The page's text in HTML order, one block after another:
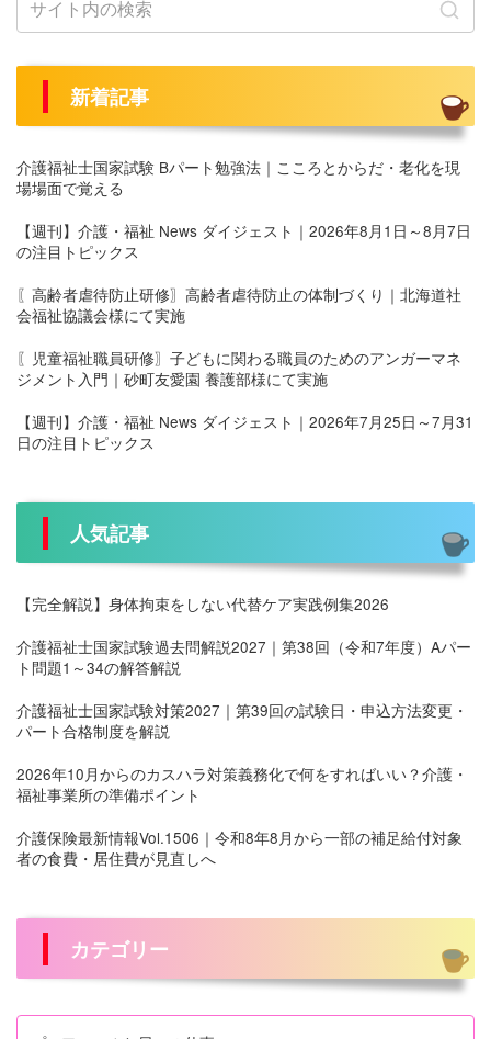
新着記事
介護福祉士国家試験 Bパート勉強法｜こころとからだ・老化を現
場場面で覚える
【週刊】介護・福祉 News ダイジェスト｜2026年8月1日～8月7日
の注目トピックス
〖高齢者虐待防止研修〗高齢者虐待防止の体制づくり｜北海道社
会福祉協議会様にて実施
〖児童福祉職員研修〗子どもに関わる職員のためのアンガーマネ
ジメント入門｜砂町友愛園 養護部様にて実施
【週刊】介護・福祉 News ダイジェスト｜2026年7月25日～7月31
日の注目トピックス
人気記事
【完全解説】身体拘束をしない代替ケア実践例集2026
介護福祉士国家試験過去問解説2027｜第38回（令和7年度）Aパー
ト問題1～34の解答解説
介護福祉士国家試験対策2027｜第39回の試験日・申込方法変更・
パート合格制度を解説
2026年10月からのカスハラ対策義務化で何をすればいい？介護・
福祉事業所の準備ポイント
介護保険最新情報Vol.1506｜令和8年8月から一部の補足給付対象
者の食費・居住費が見直しへ
カテゴリー